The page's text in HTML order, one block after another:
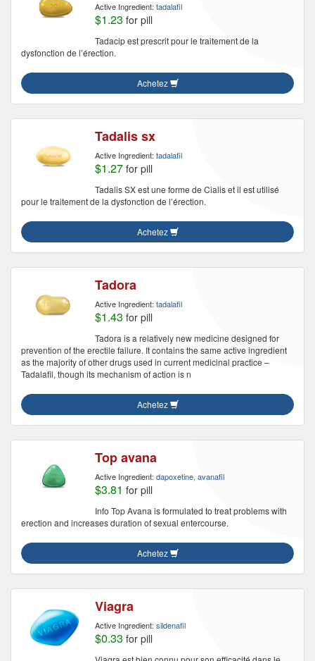
Active Ingredient: tadalafil
$1.23 for pill
Tadacip est prescrit pour le traitement de la
dysfonction de l’érection.
Achetez
Tadalis sx
Active Ingredient: tadalafil
$1.27 for pill
Tadalis SX est une forme de Cialis et il est utilisé
pour le traitement de la dysfonction de l’érection.
Achetez
Tadora
Active Ingredient: tadalafil
$1.43 for pill
Tadora is a relatively new medicine designed for
prevention of the erectile failure. It contains the same active ingredient
as the majority of other drugs used in current medicinal practice –
Tadalafil, though its mechanism of action is n
Achetez
Top avana
Active Ingredient: dapoxetine, avanafil
$3.81 for pill
Info Top Avana is formulated to treat problems with
erection and increases duration of sexual entercourse.
Achetez
Viagra
Active Ingredient: sildenafil
$0.33 for pill